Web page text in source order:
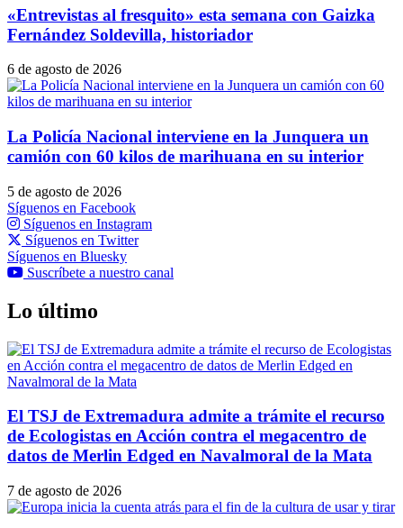
«Entrevistas al fresquito» esta semana con Gaizka
Fernández Soldevilla, historiador
6 de agosto de 2026
La Policía Nacional interviene en la Junquera un
camión con 60 kilos de marihuana en su interior
5 de agosto de 2026
Síguenos en Facebook
Síguenos en Instagram
Síguenos en Twitter
Síguenos en Bluesky
Suscríbete a nuestro canal
Lo último
El TSJ de Extremadura admite a trámite el recurso
de Ecologistas en Acción contra el megacentro de
datos de Merlin Edged en Navalmoral de la Mata
7 de agosto de 2026